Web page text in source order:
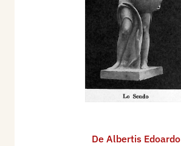
De Albertis Edoardo